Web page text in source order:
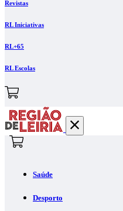
Revistas
RL Iniciativas
RL+65
RL Escolas
Saúde
Desporto